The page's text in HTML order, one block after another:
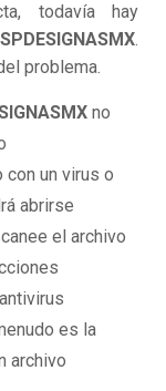
todavía hay
.
problema.
no
con un virus o
abrirse
el archivo
es la
archivo